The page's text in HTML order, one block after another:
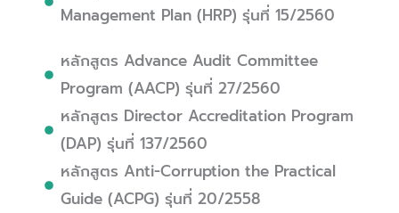
Management Plan (HRP) รุ่นที่ 15/2560
หลักสูตร Advance Audit Committee
Program (AACP) รุ่นที่ 27/2560
หลักสูตร Director Accreditation Program
(DAP) รุ่นที่ 137/2560
หลักสูตร Anti-Corruption the Practical
Guide (ACPG) รุ่นที่ 20/2558